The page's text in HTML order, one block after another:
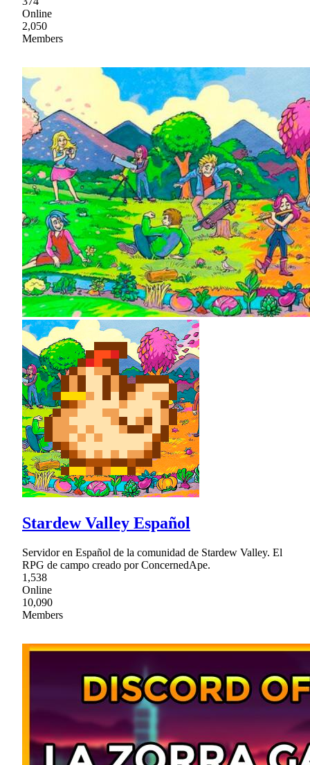
Online
2,050
Members
Stardew Valley Español
Servidor en Español de la comunidad de Stardew Valley. El
RPG de campo creado por ConcernedApe.
1,538
Online
10,090
Members